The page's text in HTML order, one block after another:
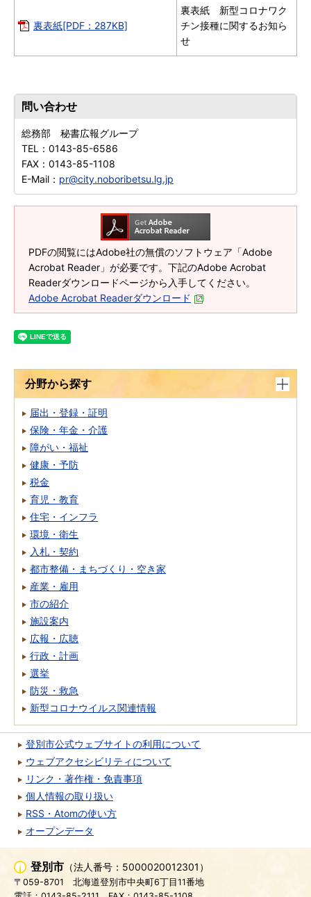
裏表紙[PDF：287KB]
裏表紙 新型コロナワク
チン接種に関するお知ら
せ
問い合わせ
総務部 秘書広報グループ
TEL： 0143-85-6586
FAX： 0143-85-1108
E-Mail： pr@city.noboribetsu.lg.jp
PDFの閲覧にはAdobe社の無償のソフトウェア「Adobe
Acrobat Reader」が必要です。下記のAdobe Acrobat
Readerダウンロードページから入手してください。
Adobe Acrobat Readerダウンロード
分野から探す
届出・登録・証明
保険・年金・介護
障がい・福祉
健康・予防
税金
育児・教育
住宅・インフラ
環境・衛生
入札・契約
都市整備・まちづくり・空き家
産業・雇用
市の紹介
施設案内
広報・広聴
行政・計画
選挙
防災・救急
新型コロナウイルス関連情報
登別市公式ウェブサイトの利用について
ウェブアクセシビリティについて
リンク・著作権・免責事項
個人情報の取り扱い
RSS・Atomの使い方
オープンデータ
登別市 （法人番号：5000020012301）
〒059-8701
北海道登別市中央町6丁目11番地